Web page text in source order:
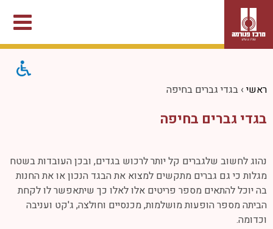
ראשי › בגדי גברים בחיפה
בגדי גברים בחיפה
נהוג לחשוב שלגברים קל יותר לרכוש בגדים, ובכן העובדות בשטח
מגלות כי גם גברים מתקשים למצוא את הבגד הנכון או את החנות
בה יוכל להתאים מספר פריטים אלו לאלו כך שיתאפשר לו לקחת
הביתה מספר הופעות מושלמות, מכנסיים וחולצה, ג'קט ועניבה
וכדומה.